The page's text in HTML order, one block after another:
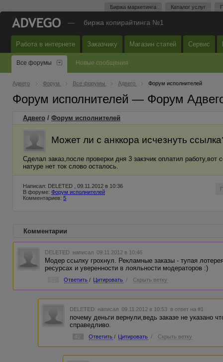
Биржа маркетинга Каталог услуг
— биржа копирайтинга №1
Работа в интернете Заказчику Магазин статей Сервис
Все форумы Новые сообщения
Адвего Форум Все форумы Адвего Форум исполнителей
Форум исполнителей — Форум
Адвего / Форум исполнителей
Может ли с анккора исчезнуть
Сделал заказ,после проверки дня 3 закзчик оплатил
натуре нет ток слово осталось.
Написал: DELETED , 09.11.2012 в 10:36
В форуме: Форум исполнителей
Комментариев: 5
Комментарии
DELETED написал 09.11.2012 в 10:46
Модер ссылку грохнул. Рекламные заказы - тупая
ресурсах и уверенности в лояльности модераторов :)
Ответить / Цитировать / Скрыть ветку
DELETED написал 09.11.2012 в 10:53 в ответ на #1
почему деньги вернули,ведь заказе не указано
справедливо.
#2 Ответить / Цитировать / Скрыть ветку